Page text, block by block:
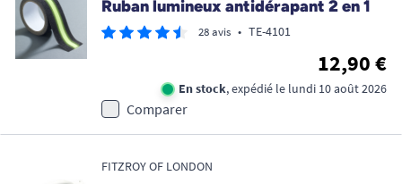
Ruban lumineux antidérapant 2 en 1
28 avis • TE-4101
12,90 €
En stock, expédié le lundi 10 août 2026
Comparer
FITZROY OF LONDON